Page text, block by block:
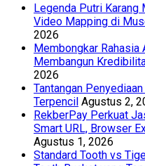
Legenda Putri Karang
Video Mapping di
2026
Membongkar Rahasia
Membangun
2026
Tantangan
Terpencil Agustus 2,
RekberPay Perkuat
Smart URL, Browser
Agustus 1, 2026
Standard Tooth vs